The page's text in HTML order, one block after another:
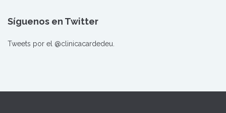
Síguenos en Twitter
Tweets por el @clinicacardedeu.